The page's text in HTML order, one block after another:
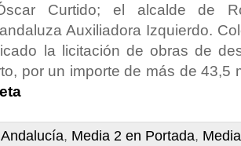
Curtido; el alcalde de
Auxiliadora Izquierdo.
la licitación de obras de
por un importe de más de 43,5
Andalucía, Media 2 en Portada,